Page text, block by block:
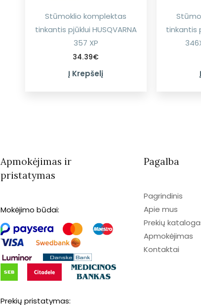
Stūmoklio komplektas
tinkantis pjūklui HUSQVARNA
357 XP
34.39€
Į Krepšelį
tinkantis
Apmokėjimas ir
pristatymas
Mokėjimo būdai:
Prekių pristatymas:
Pagalba
Pagrindinis
Apie mus
Prekių
Apmokėjimas
Kontaktai